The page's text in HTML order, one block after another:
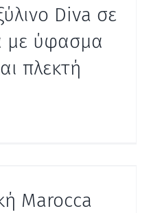
Diva σε
με ύφασμα
πλεκτή
Marocca